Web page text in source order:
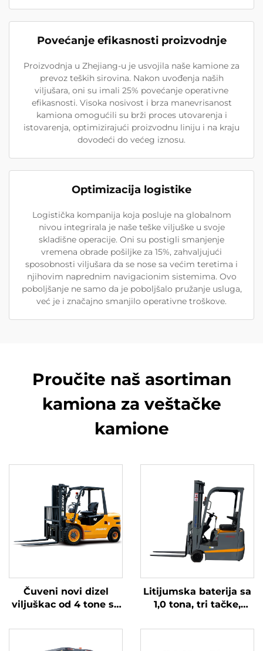
Povećanje efikasnosti proizvodnje
Proizvodnja u Zhejiang-u je usvojila naše kamione za
prevoz teških sirovina. Nakon uvođenja naših
viljušara, oni su imali 25% povećanje operativne
efikasnosti. Visoka nosivost i brza manevrisanost
kamiona omogućili su brži proces utovarenja i
istovarenja, optimizirajući proizvodnu liniju i na kraju
dovodeći do većeg iznosu.
Optimizacija logistike
Logistička kompanija koja posluje na globalnom
nivou integrirala je naše teške viljuške u svoje
skladišne operacije. Oni su postigli smanjenje
vremena obrade pošiljke za 15%, zahvaljujući
sposobnosti viljušara da se nose sa većim teretima i
njihovim naprednim navigacionim sistemima. Ovo
poboljšanje ne samo da je poboljšalo pružanje usluga,
već je i značajno smanjilo operativne troškove.
Proučite naš asortiman
kamiona za veštačke
kamione
Čuveni novi dizel
viljuškac od 4 tone sa
japanskim ISUZU
Litijumska baterija sa
1,0 tona, tri tačke,
litijumska baterija,